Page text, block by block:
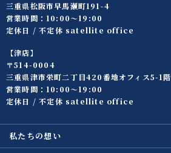
三重県松阪市早馬瀬町191-4
営業時間：10:00〜19:00
定休日 / 不定休 satellite office
【津店】
〒514-0004
三重県津市栄町二丁目420番地オフィス5-1階
営業時間：10:00〜19:00
定休日 / 不定休 satellite office
私たちの想い